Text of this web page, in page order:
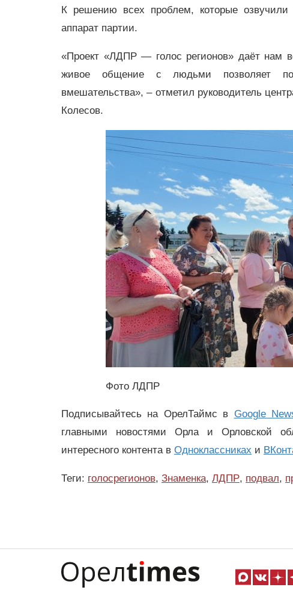
К решению всех проблем, которые
аппарат партии.
«Проект «ЛДПР — голос регионов» даёт нам
живое общение с людьми позволяет
вмешательства», – отметил руководитель
Колесов.
Фото ЛДПР
Подписывайтесь на ОрелТаймс в Google
главными новостями Орла и Орловской
интересного контента в Одноклассниках и
Теги: голосрегионов, Знаменка, ЛДПР, подвал,